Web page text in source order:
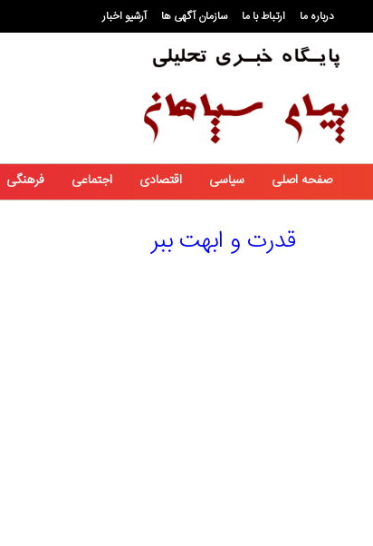
درباره ما ارتباط با ما سازمان آگهی ها آرشیو اخبار
صفحه اصلی سیاسی اقتصادی اجتماعی فرهنگی
قدرت و ابهت ببر